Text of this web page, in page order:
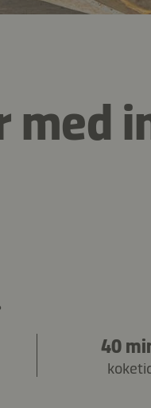
med
40